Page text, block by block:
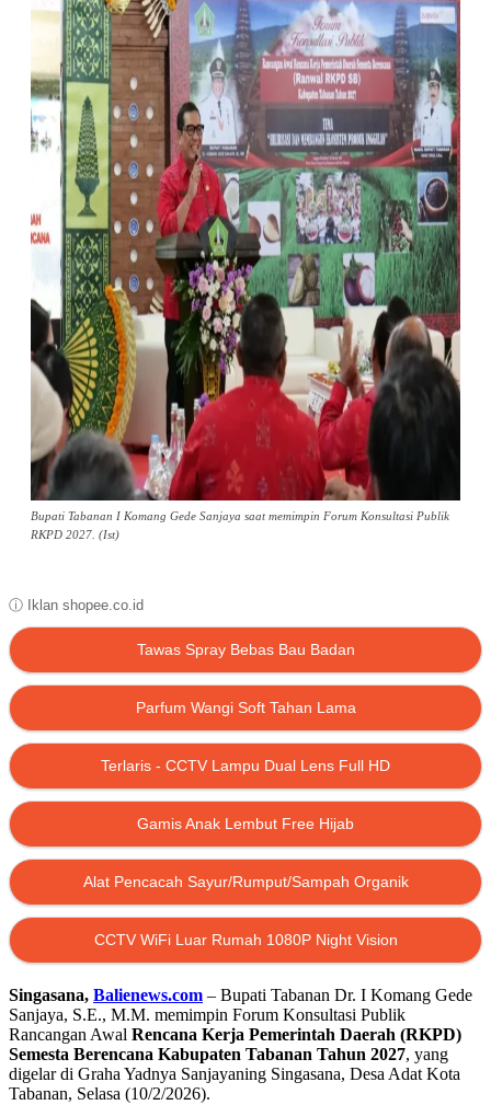
Bupati Tabanan I Komang Gede Sanjaya saat memimpin Forum Konsultasi Publik
RKPD 2027. (Ist)
ⓘ Iklan shopee.co.id
Tawas Spray Bebas Bau Badan
Parfum Wangi Soft Tahan Lama
Terlaris - CCTV Lampu Dual Lens Full HD
Gamis Anak Lembut Free Hijab
Alat Pencacah Sayur/Rumput/Sampah Organik
CCTV WiFi Luar Rumah 1080P Night Vision
Singasana, Balienews.com – Bupati Tabanan Dr. I Komang Gede
Sanjaya, S.E., M.M. memimpin Forum Konsultasi Publik
Rancangan Awal Rencana Kerja Pemerintah Daerah (RKPD)
Semesta Berencana Kabupaten Tabanan Tahun 2027, yang
digelar di Graha Yadnya Sanjayaning Singasana, Desa Adat Kota
Tabanan, Selasa (10/2/2026).